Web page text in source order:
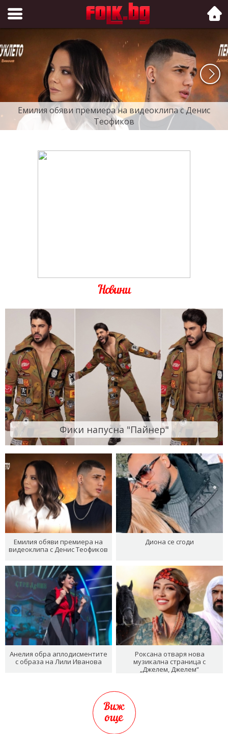
Folk.bg
Емилия обяви премиера на видеоклипа с Денис
Теофиков
Новини
Фики напусна "Пайнер"
Емилия обяви премиера на
видеоклипа с Денис Теофиков
Диона се сгоди
Анелия обра аплодисментите
с образа на Лили Иванова
Роксана отваря нова
музикална страница с
„Джелем, Джелем“
Виж
още